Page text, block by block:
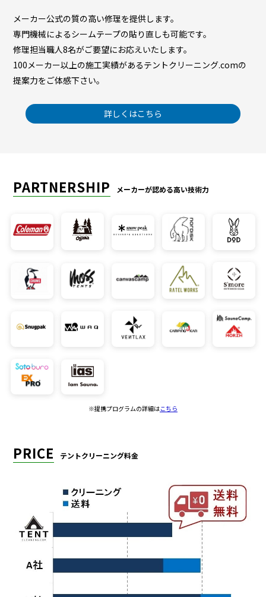
メーカー公式の質の高い修理を提供します。
専門機械によるシームテープの貼り直しも可能です。
修理担当職人8名がご要望にお応えいたします。
100メーカー以上の施工実績があるテントクリーニング.comの
提案力をご体感下さい。
詳しくはこちら
PARTNERSHIP メーカーが認める高い技術力
※提携プログラムの詳細はこちら
PRICE テントクリーニング料金